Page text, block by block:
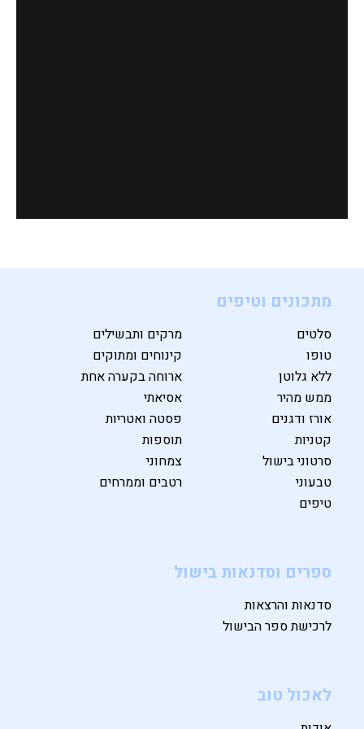
מתכונים וטיפים
סלטים
מרקים ותבשילים
טופו
קינוחים ומתוקים
ללא גלוטן
ארוחה בקערה אחת
ממש מהיר
אסיאתי
אורז ודגנים
פסטה ואטריות
קטניות
תוספות
סרטוני בישול
צמחוני
טבעוני
רטבים וממרחים
טיפים
ספרים וסדנאות בישול
סדנאות והרצאות
לרכישת ספר הבישול
לאכול טוב